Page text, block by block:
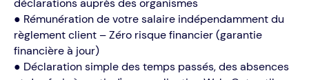
● Rémunération de votre salaire indépendamment du
règlement client – Zéro risque financier (garantie
financière à jour)
● Déclaration simple des temps passés, des absences